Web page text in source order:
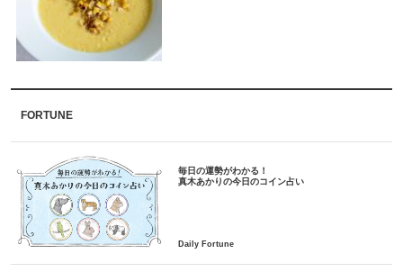
FORTUNE
毎日の運勢がわかる！